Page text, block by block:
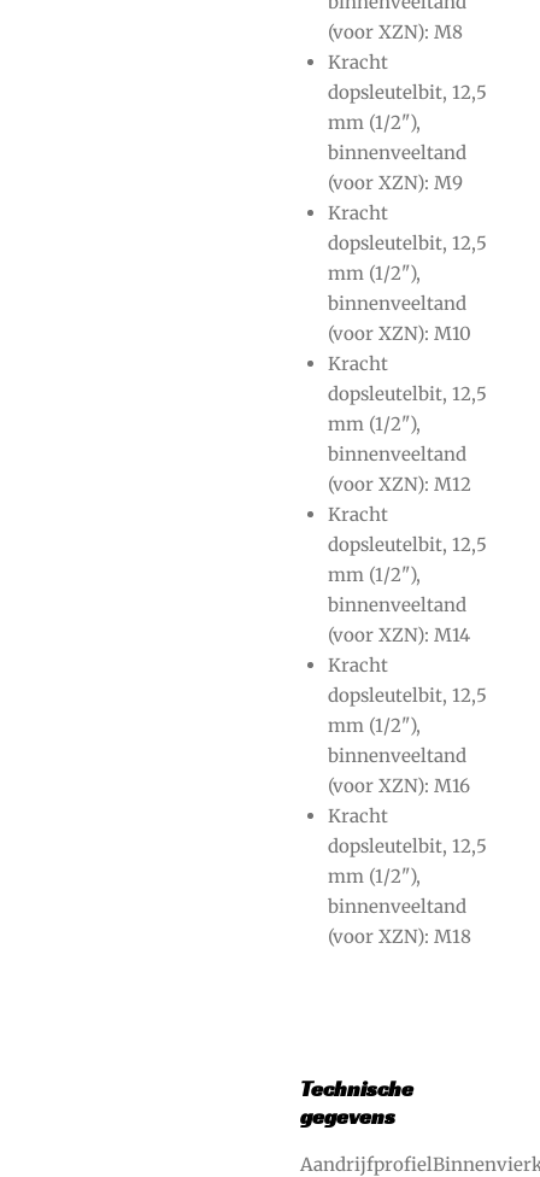
(voor XZN): M8
Kracht
dopsleutelbit, 12,5
mm (1/2"),
binnenveeltand
(voor XZN): M9
Kracht
dopsleutelbit, 12,5
mm (1/2"),
binnenveeltand
(voor XZN): M10
Kracht
dopsleutelbit, 12,5
mm (1/2"),
binnenveeltand
(voor XZN): M12
Kracht
dopsleutelbit, 12,5
mm (1/2"),
binnenveeltand
(voor XZN): M14
Kracht
dopsleutelbit, 12,5
mm (1/2"),
binnenveeltand
(voor XZN): M16
Kracht
dopsleutelbit, 12,5
mm (1/2"),
binnenveeltand
(voor XZN): M18
Technische
gegevens